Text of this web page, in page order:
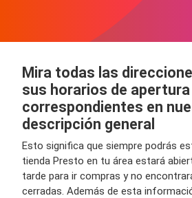
Mira todas las
sus horarios de apertura
correspondientes en
descripción general
Esto significa que siempre podrás
tienda Presto en tu área estará
tarde para ir compras y no
cerradas. Además de esta